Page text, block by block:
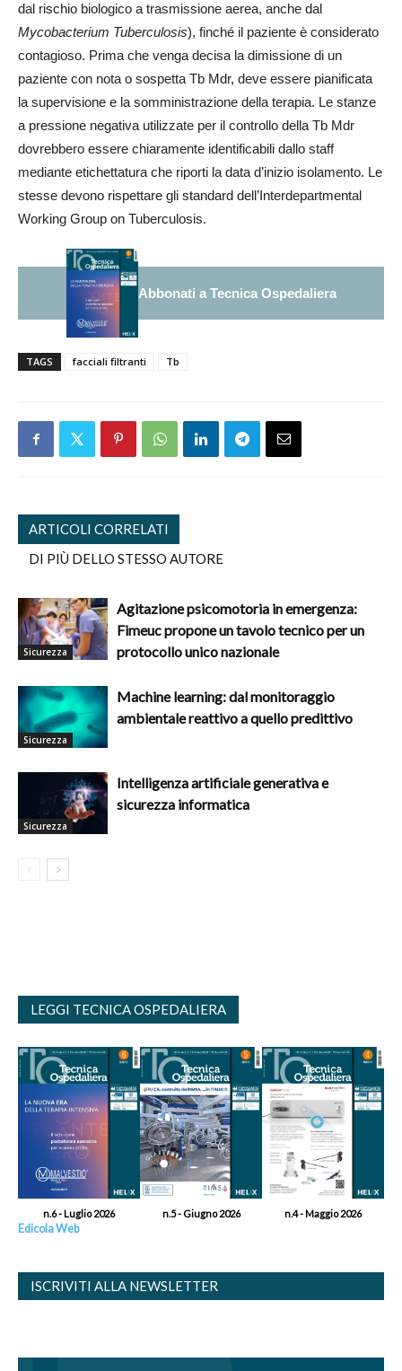
dal rischio biologico a trasmissione aerea, anche dal
Mycobacterium Tuberculosis), finché il paziente è considerato
contagioso. Prima che venga decisa la dimissione di un
paziente con nota o sospetta Tb Mdr, deve essere pianificata
la supervisione e la somministrazione della terapia. Le stanze
a pressione negativa utilizzate per il controllo della Tb Mdr
dovrebbero essere chiaramente identificabili dallo staff
mediante etichettatura che riporti la data d’inizio isolamento. Le
stesse devono rispettare gli standard dell’Interdepartmental
Working Group on Tuberculosis.
Abbonati a Tecnica Ospedaliera
TAGS facciali filtranti Tb
ARTICOLI CORRELATI
DI PIÙ DELLO STESSO AUTORE
Sicurezza
Agitazione psicomotoria in emergenza:
Fimeuc propone un tavolo tecnico per un
protocollo unico nazionale
Sicurezza
Machine learning: dal monitoraggio
ambientale reattivo a quello predittivo
Sicurezza
Intelligenza artificiale generativa e
sicurezza informatica
LEGGI TECNICA OSPEDALIERA
n.6 - Luglio 2026 n.5 - Giugno 2026 n.4 - Maggio 2026
Edicola Web
ISCRIVITI ALLA NEWSLETTER